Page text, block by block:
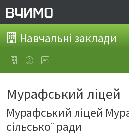
Навчальні заклади
Мурафський ліцей
Мурафський ліцей
сільської ради